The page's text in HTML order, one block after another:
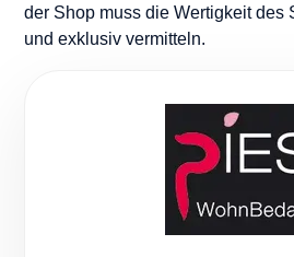
der Shop muss die Wertigkeit des
und exklusiv vermitteln.